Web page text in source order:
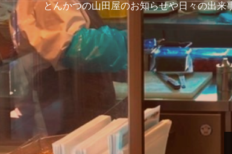
とんかつの山田屋のお知らせや日々の出